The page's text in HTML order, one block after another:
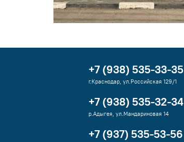
+7 (938) 535-33-35
г.Краснодар, ул.Российская 129/1
+7 (938) 535-32-34
р.Адыгея, ул.Мандариновая 14
+7 (937) 535-53-56